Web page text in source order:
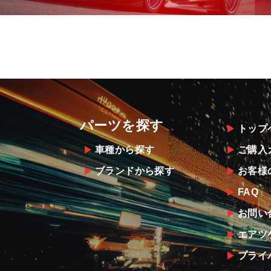
パーツを探す
車種から探す
ブランドから探す
トッ
ご購入
お客様
FAQ
お問い
エアツ
プライ